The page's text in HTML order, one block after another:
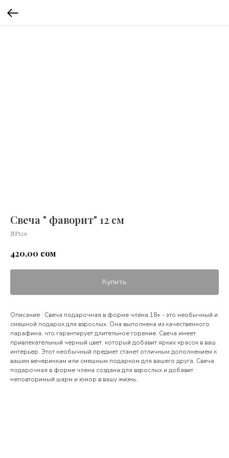
Свеча " фаворит" 12 см
ДР129
420,00 сом
Купить
Описание : Свеча подарочная в форме члена 18+ - это необычный и
смешной подарок для взрослых. Она выполнена из качественного
парафина, что гарантирует длительное горение. Свеча имеет
привлекательный черный цвет, который добавит ярких красок в ваш
интерьер. Этот необычный предмет станет отличным дополнением к
вашим вечеринкам или смешным подарком для вашего друга. Свеча
подарочная в форме члена создана для взрослых и добавит
неповторимый шарм и юмор в вашу жизнь.